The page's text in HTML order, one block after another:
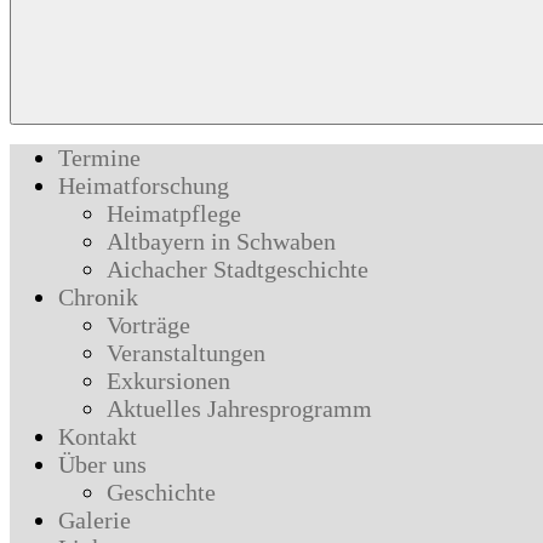
Termine
Heimatforschung
Heimatpflege
Altbayern in Schwaben
Aichacher Stadtgeschichte
Chronik
Vorträge
Veranstaltungen
Exkursionen
Aktuelles Jahresprogramm
Kontakt
Über uns
Geschichte
Galerie